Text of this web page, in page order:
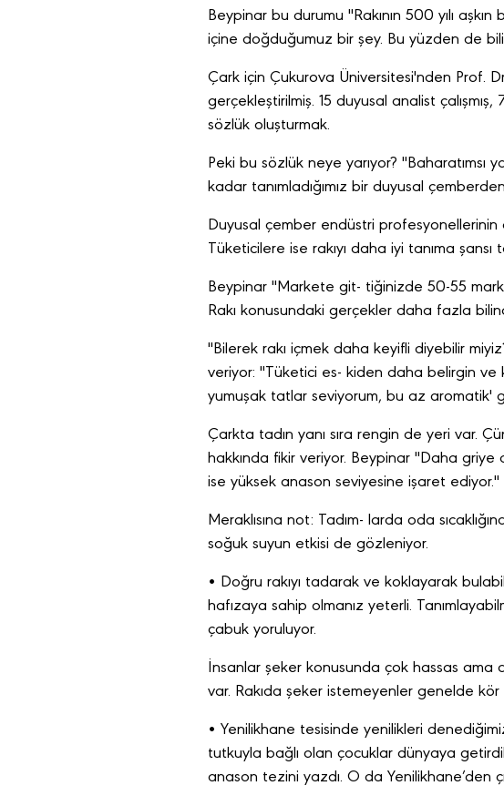
Beypinar bu durumu "Rakının 500 yılı
içine doğduğumuz bir şey. Bu yüzden de
Çark için Çukurova Üniversitesi'nden Prof.
gerçekleştirilmiş. 15 duyusal analist çalışmış,
sözlük oluşturmak.
Peki bu sözlük neye yarıyor?
kadar tanımladığımız bir duyusal
Duyusal çember endüstri profesyonellerinin
Tüketicilere ise rakıyı daha iyi tanıma şansı
Beypinar "Markete git- tiğinizde 50-55
Rakı konusundaki gerçekler daha fazla
"Bilerek rakı içmek daha keyifli diyebilir
veriyor: "Tüketici es- kiden daha belirgin ve
yumuşak tatlar seviyorum, bu az aromatik'
Çarkta tadın yanı sıra rengin de yeri var.
hakkında fikir veriyor. Beypinar "Daha
ise yüksek anason seviyesine işaret ediyor."
Meraklısına not: Tadım- larda oda
soğuk suyun etkisi de gözleniyor.
• Doğru rakıyı tadarak ve koklayarak
hafızaya sahip olmanız yeterli.
çabuk yoruluyor.
İnsanlar şeker konusunda çok hassas ama
var. Rakıda şeker istemeyenler genelde kör
• Yenilikhane tesisinde yenilikleri
tutkuyla bağlı olan çocuklar dünyaya
anason tezini yazdı. O da Yenilikhane’den